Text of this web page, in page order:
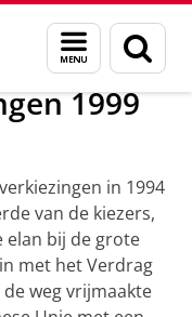
Menu
en
zoeken
Europees Parlement
1999
in 1994
van de kiezers,
elan bij de grote
met het Verdrag
weg vrijmaakte